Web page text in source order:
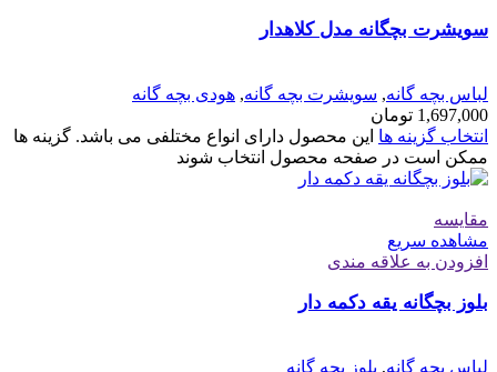
سویشرت بچگانه مدل کلاهدار
لباس بچه گانه, سویشرت بچه گانه, هودی بچه گانه
1,697,000 تومان
انتخاب گزینه ها این محصول دارای انواع مختلفی می باشد. گزینه ها
ممکن است در صفحه محصول انتخاب شوند
مقایسه
مشاهده سریع
افزودن به علاقه مندی
بلوز بچگانه یقه دکمه دار
لباس بچه گانه, بلوز بچه گانه